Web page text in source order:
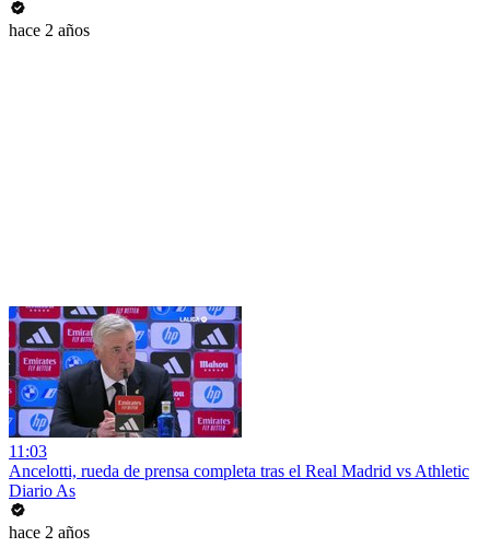
hace 2 años
11:03
Ancelotti, rueda de prensa completa tras el Real Madrid vs Athletic
Diario As
hace 2 años